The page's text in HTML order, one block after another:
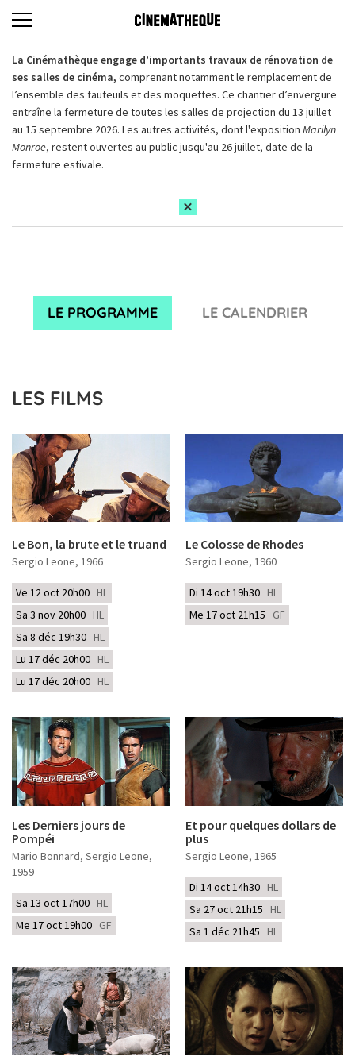
La Cinémathèque engage d’importants travaux de rénovation de
ses salles de cinéma, comprenant notamment le remplacement de
l’ensemble des fauteuils et des moquettes. Ce chantier d’envergure
entraîne la fermeture de toutes les salles de projection du 13 juillet
au 15 septembre 2026. Les autres activités, dont l'exposition Marilyn
Monroe, restent ouvertes au public jusqu'au 26 juillet, date de la
fermeture estivale.
LE PROGRAMME LE CALENDRIER
LES FILMS
Le Bon, la brute et le truand
Sergio Leone, 1966
Ve 12 oct 20h00 HL
Sa 3 nov 20h00 HL
Sa 8 déc 19h30 HL
Lu 17 déc 20h00 HL
Lu 17 déc 20h00 HL
Le Colosse de Rhodes
Sergio Leone, 1960
Di 14 oct 19h30 HL
Me 17 oct 21h15 GF
Les Derniers jours de
Pompéi
Mario Bonnard, Sergio Leone,
1959
Sa 13 oct 17h00 HL
Me 17 oct 19h00 GF
Et pour quelques dollars de
plus
Sergio Leone, 1965
Di 14 oct 14h30 HL
Sa 27 oct 21h15 HL
Sa 1 déc 21h45 HL